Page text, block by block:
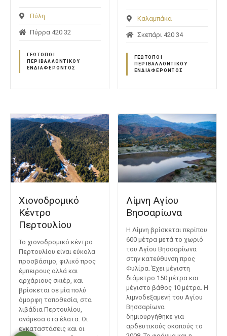
Πύλη
Πύρρα 420 32
ΓΕΏΤΟΠΟΙ
ΠΕΡΙΒΑΛΛΟΝΤΙΚΟΎ
ΕΝΔΙΑΦΈΡΟΝΤΟΣ
Καλαμπάκα
Σκεπάρι 420 34
ΓΕΏΤΟΠΟΙ
ΠΕΡΙΒΑΛΛΟΝΤΙΚΟΎ
ΕΝΔΙΑΦΈΡΟΝΤΟΣ
Χιονοδρομικό
Κέντρο
Περτουλίου
Το χιονοδρομικό κέντρο
Περτουλίου είναι εύκολα
προσβάσιμο, φιλικό προς
έμπειρους αλλά και
αρχάριους σκιέρ, και
βρίσκεται σε μία πολύ
όμορφη τοποθεσία, στα
λιβάδια Περτουλίου,
ανάμεσα στα έλατα. Οι
εγκαταστάσεις και οι
Λίμνη Αγίου
Βησσαρίωνα
Η Λίμνη βρίσκεται περίπου
600 μέτρα μετά το χωριό
του Αγίου Βησσαρίωνα
στην κατεύθυνση προς
Φυλίρα. Έχει μέγιστη
διάμετρο 150 μέτρα και
μέγιστο βάθος 10 μέτρα. Η
λιμνοδεξαμενή του Αγίου
Βησσαρίωνα
δημιουργήθηκε για
αρδευτικούς σκοπούς το